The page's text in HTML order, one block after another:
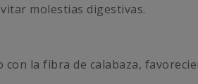
molestias digestivas.
la fibra de calabaza,